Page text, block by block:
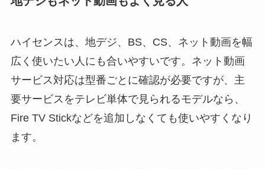
ハイセンスは、地デジ、BS、CS、ネット動画を幅
広く使いたい人にも合いやすいです。ネット動画
サービス対応は型番ごとに確認が必要ですが、主
要サービスをテレビ単体で見られるモデルなら、
Fire TV Stickなどを追加しなくても使いやすくなり
ます。